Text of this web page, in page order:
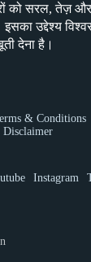
को सरल, तेज़ और
उद्देश्य
देना है।
& Conditions
Disclaimer
Instagram